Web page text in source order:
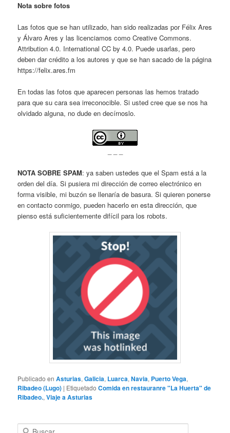
Nota sobre fotos
Las fotos que se han utilizado, han sido realizadas por Félix Ares
y Álvaro Ares y las licenciamos como Creative Commons.
Attribution 4.0. International CC by 4.0. Puede usarlas, pero
deben dar crédito a los autores y que se han sacado de la página
https://felix.ares.fm
En todas las fotos que aparecen personas las hemos tratado
para que su cara sea irreconocible. Si usted cree que se nos ha
olvidado alguna, no dude en decírnoslo.
NOTA SOBRE SPAM: ya saben ustedes que el Spam está a la
orden del día. Si pusiera mi dirección de correo electrónico en
forma visible, mi buzón se llenaría de basura. Si quieren ponerse
en contacto conmigo, pueden hacerlo en esta dirección, que
pienso está suficientemente difícil para los robots.
Publicado en Asturias,Galicia, Luarca,Navia, Puerto Vega,
Ribadeo (Lugo) | Etiquetado Comida en restauranre "La Huerta" de
Ribadeo.,Viaje a Asturias